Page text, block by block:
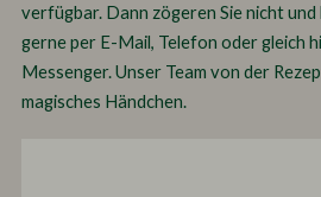
verfügbar. Dann zögeren Sie nicht
gerne per E-Mail, Telefon oder gleich
Messenger. Unser Team von der
magisches Händchen.